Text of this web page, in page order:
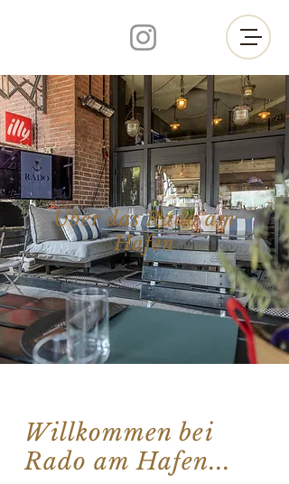
Über das Rado am
Hafen
Willkommen bei
Rado am Hafen...